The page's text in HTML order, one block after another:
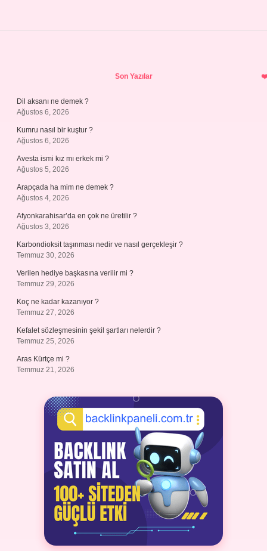
Son Yazılar
Dil aksanı ne demek ?
Ağustos 6, 2026
Kumru nasıl bir kuştur ?
Ağustos 6, 2026
Avesta ismi kız mı erkek mi ?
Ağustos 5, 2026
Arapçada ha mim ne demek ?
Ağustos 4, 2026
Afyonkarahisar’da en çok ne üretilir ?
Ağustos 3, 2026
Karbondioksit taşınması nedir ve nasıl gerçekleşir ?
Temmuz 30, 2026
Verilen hediye başkasına verilir mi ?
Temmuz 29, 2026
Koç ne kadar kazanıyor ?
Temmuz 27, 2026
Kefalet sözleşmesinin şekil şartları nelerdir ?
Temmuz 25, 2026
Aras Kürtçe mi ?
Temmuz 21, 2026